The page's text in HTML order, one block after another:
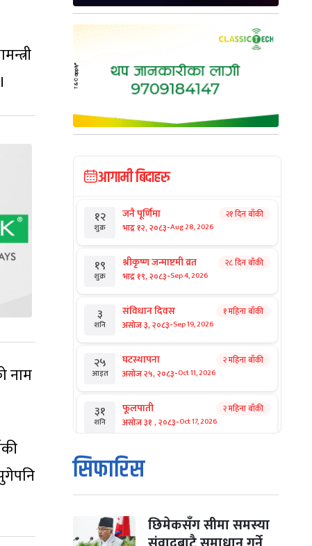
नाम
आगामी बिदाहरु
१२
शुक्र
जनै पूर्णिमा
भाद्र १२, २०८३-Aug 28, 2026
२१ दिन बाँकी
१९
शुक्र
श्रीकृष्ण जन्माष्टमी व्रत
भाद्र १९, २०८३-Sep 4, 2026
२८ दिन बाँकी
३
शनि
संविधान दिवस
असोज ३, २०८३-Sep 19, 2026
१ महिना बाँकी
२५
आइत
घटस्थापना
असोज २५, २०८३-Oct 11, 2026
२ महिना बाँकी
३१
शनि
फूलपाती
असोज ३१ , २०८३-Oct 17, 2026
२ महिना बाँकी
१
आइत
कार्तिक सङ्क्रान्ति
कार्तिक १, २०८३
मंगल कार्तिक ३, २०८३-Oct 20, 2026
सिफारिस
छिमेकसँग सीमा समस्या